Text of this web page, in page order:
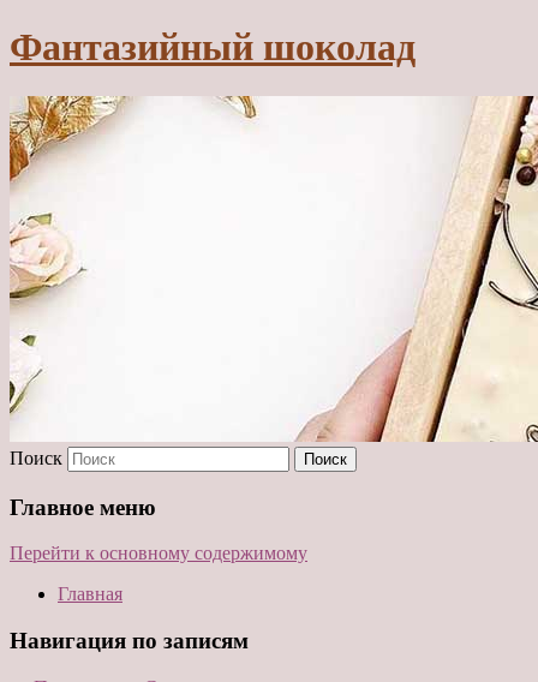
Фантазийный шоколад
Поиск
Главное меню
Перейти к основному содержимому
Главная
Навигация по записям